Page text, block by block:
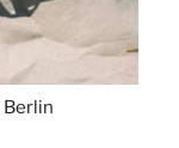
Berlin